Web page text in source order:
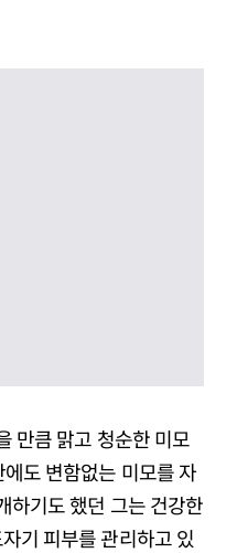
만큼 맑고 청순한 미모
도 변함없는 미모를 자
하기도 했던 그는 건강한
기 피부를 관리하고 있